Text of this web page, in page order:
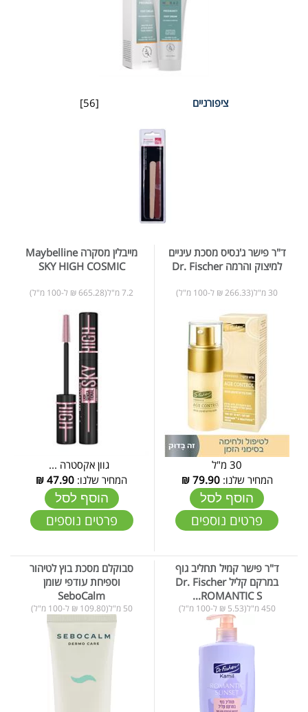
[56] ציפורניים
ד"ר פישר ג'נסיס מסכת עיניים
למיצוק והרמה Dr. Fischer
30 מ"ל(266.33 ₪ ל-100 מ"ל)
30 מ"ל
המחיר שלנו:79.90
₪
הוסף לסל
פרטים נוספים
מייבלין מסקרה Maybelline
SKY HIGH COSMIC
7.2 מ"ל(665.28 ₪ ל-100 מ"ל)
גוון אקסטרה ...
המחיר שלנו: 47.90
₪
הוסף לסל
פרטים נוספים
ד"ר פישר קמיל תחליב גוף
במרקם קליל Dr. Fischer
ROMANTIC S...
450 מ"ל(5.53 ₪ ל-100 מ"ל)
סבוקלם מסכת בוץ לטיהור
וספיחת עודפי שומן
SeboCalm
50 מ"ל(109.80 ₪ ל-100 מ"ל)